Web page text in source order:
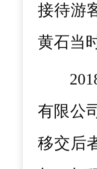
接待游
黄石当
有限公
移交后